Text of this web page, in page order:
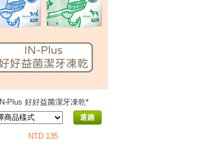
IN-Plus 好好益菌潔牙凍乾*
選購
NTD 135